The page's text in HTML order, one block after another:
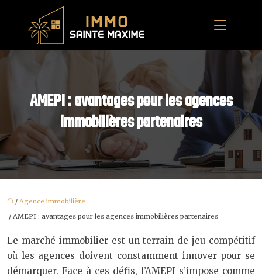
AMEPI : avantages pour les agences
immobilières partenaires
/ Agence immobilière
/ AMEPI : avantages pour les agences immobilières partenaires
Le marché immobilier est un terrain de jeu compétitif
où les agences doivent constamment innover pour se
démarquer. Face à ces défis, l’AMEPI s’impose comme